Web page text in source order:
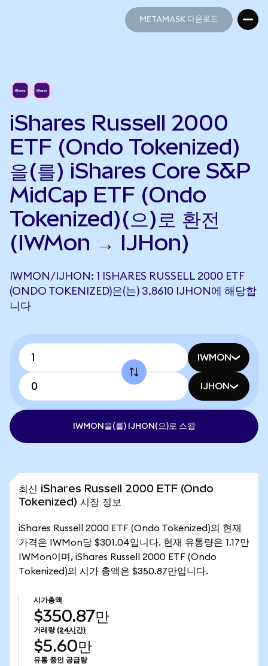
METAMASK 다운로드
iShares Russell 2000
ETF (Ondo Tokenized)
을(를) iShares Core S&P
MidCap ETF (Ondo
Tokenized)(으)로 환전
(IWMon → IJHon)
IWMON/IJHON: 1 ISHARES RUSSELL 2000 ETF
(ONDO TOKENIZED)은(는) 3.8610 IJHON에 해당합
니다
IWMON
IJHON
IWMON을(를) IJHON(으)로 스왑
최신 iShares Russell 2000 ETF (Ondo
Tokenized) 시장 정보
iShares Russell 2000 ETF (Ondo Tokenized)의 현재
가격은 IWMon당 $301.04입니다. 현재 유통량은 1.17만
IWMon이며, iShares Russell 2000 ETF (Ondo
Tokenized)의 시가 총액은 $350.87만입니다.
시가총액
$350.87만
거래량 (24시간)
$5.60만
유통 중인 공급량